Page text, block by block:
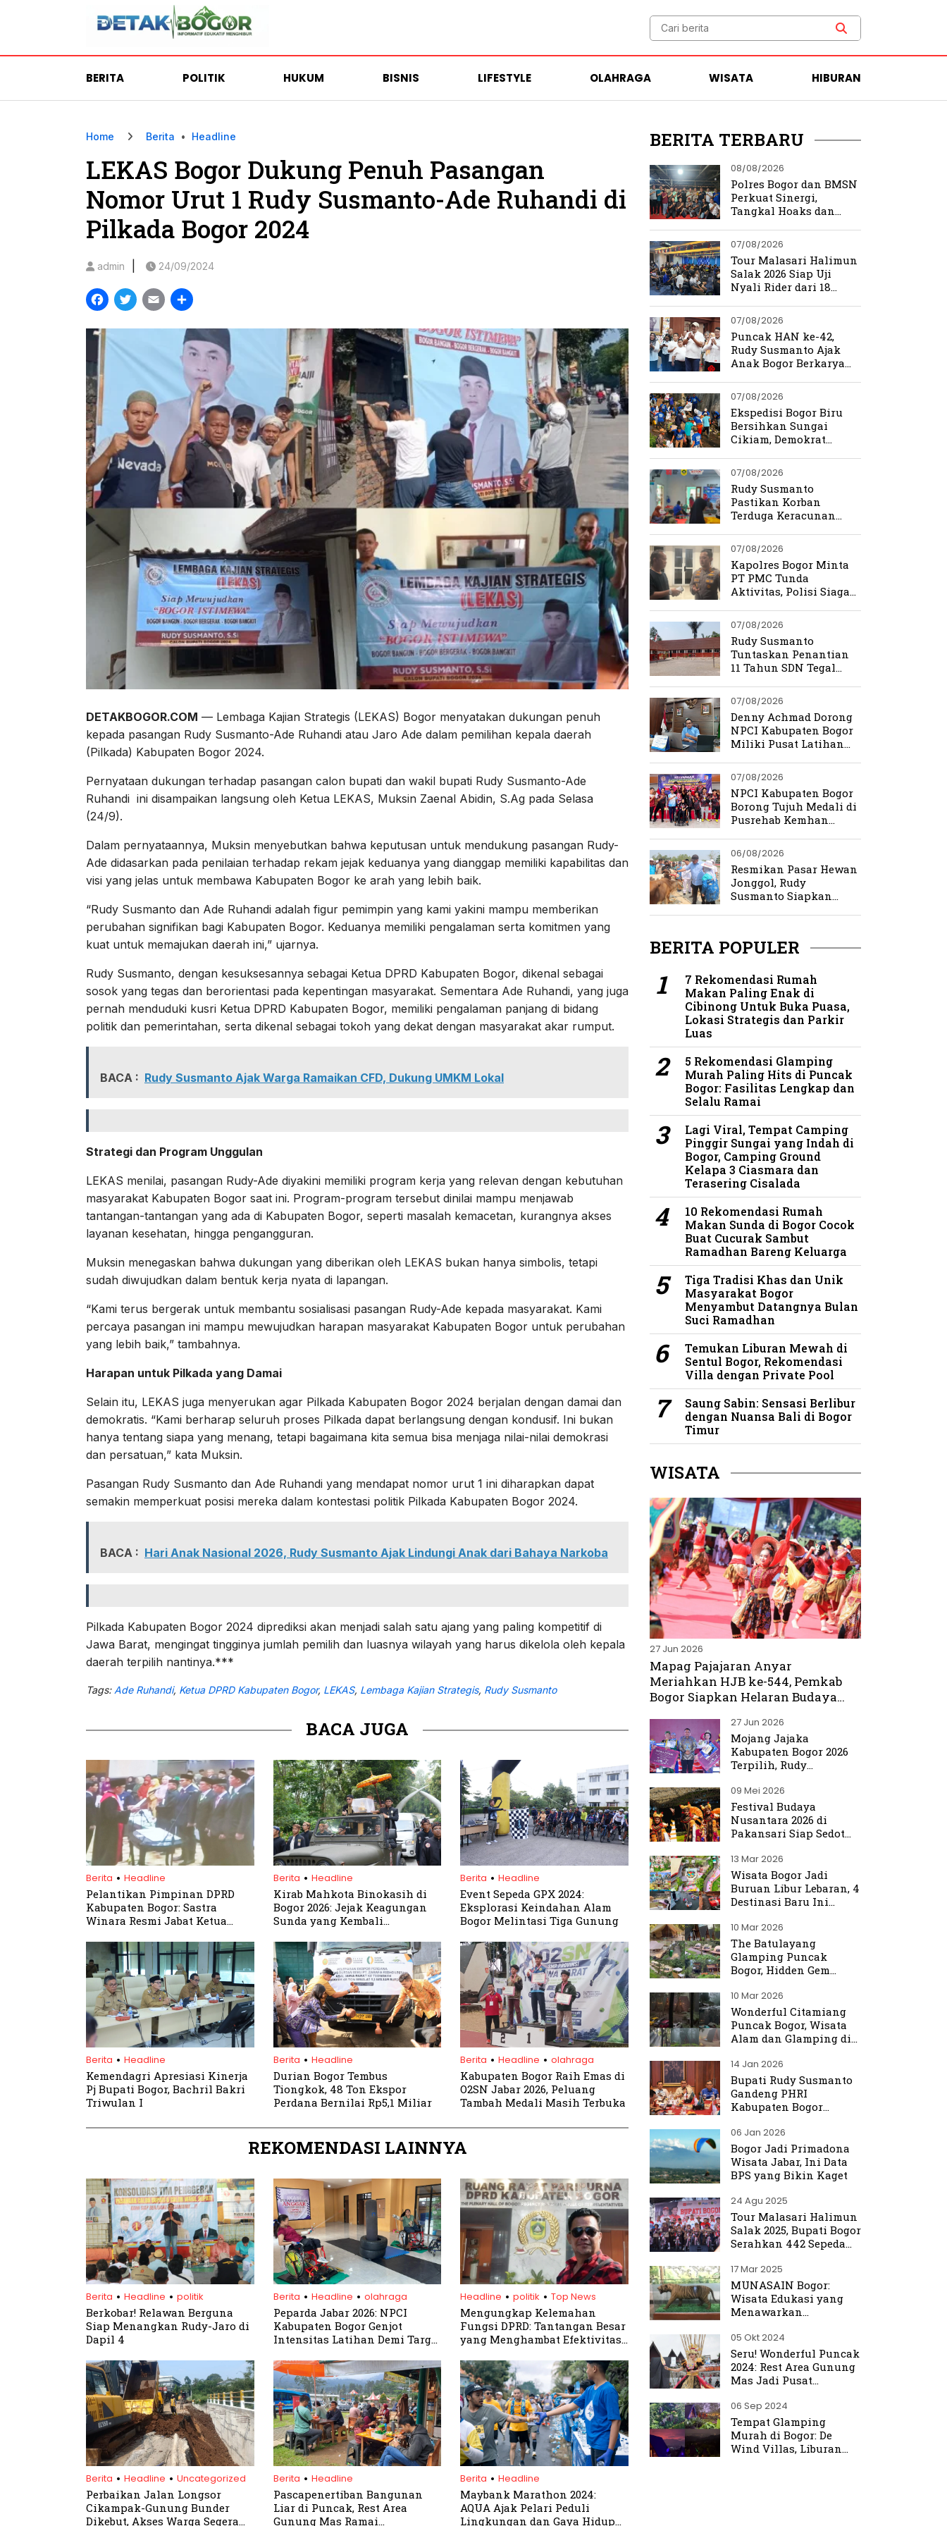
BERITA POLITIK HUKUM BISNIS LIFESTYLE OLAHRAGA WISATA HIBURAN
Home Berita • Headline
LEKAS Bogor Dukung Penuh Pasangan
Nomor Urut 1 Rudy Susmanto-Ade Ruhandi di
Pilkada Bogor 2024
admin 24/09/2024
Facebook
Twitter
Email
DETAKBOGOR.COM — Lembaga Kajian Strategis (LEKAS) Bogor menyatakan dukungan penuh
kepada pasangan Rudy Susmanto-Ade Ruhandi atau Jaro Ade dalam pemilihan kepala daerah
(Pilkada) Kabupaten Bogor 2024.
Pernyataan dukungan terhadap pasangan calon bupati dan wakil bupati Rudy Susmanto-Ade
Ruhandi ini disampaikan langsung oleh Ketua LEKAS, Muksin Zaenal Abidin, S.Ag pada Selasa
(24/9).
Dalam pernyataannya, Muksin menyebutkan bahwa keputusan untuk mendukung pasangan Rudy-
Ade didasarkan pada penilaian terhadap rekam jejak keduanya yang dianggap memiliki kapabilitas dan
visi yang jelas untuk membawa Kabupaten Bogor ke arah yang lebih baik.
“Rudy Susmanto dan Ade Ruhandi adalah figur pemimpin yang kami yakini mampu memberikan
perubahan signifikan bagi Kabupaten Bogor. Keduanya memiliki pengalaman serta komitmen yang
kuat untuk memajukan daerah ini,” ujarnya.
Rudy Susmanto, dengan kesuksesannya sebagai Ketua DPRD Kabupaten Bogor, dikenal sebagai
sosok yang tegas dan berorientasi pada kepentingan masyarakat. Sementara Ade Ruhandi, yang juga
pernah menduduki kusri Ketua DPRD Kabupaten Bogor, memiliki pengalaman panjang di bidang
politik dan pemerintahan, serta dikenal sebagai tokoh yang dekat dengan masyarakat akar rumput.
BACA : Rudy Susmanto Ajak Warga Ramaikan CFD, Dukung UMKM Lokal
Strategi dan Program Unggulan
LEKAS menilai, pasangan Rudy-Ade diyakini memiliki program kerja yang relevan dengan kebutuhan
masyarakat Kabupaten Bogor saat ini. Program-program tersebut dinilai mampu menjawab
tantangan-tantangan yang ada di Kabupaten Bogor, seperti masalah kemacetan, kurangnya akses
layanan kesehatan, hingga pengangguran.
Muksin menegaskan bahwa dukungan yang diberikan oleh LEKAS bukan hanya simbolis, tetapi
sudah diwujudkan dalam bentuk kerja nyata di lapangan.
“Kami terus bergerak untuk membantu sosialisasi pasangan Rudy-Ade kepada masyarakat. Kami
percaya pasangan ini mampu mewujudkan harapan masyarakat Kabupaten Bogor untuk perubahan
yang lebih baik,” tambahnya.
Harapan untuk Pilkada yang Damai
Selain itu, LEKAS juga menyerukan agar Pilkada Kabupaten Bogor 2024 berjalan dengan damai dan
demokratis. “Kami berharap seluruh proses Pilkada dapat berlangsung dengan kondusif. Ini bukan
hanya tentang siapa yang menang, tetapi bagaimana kita semua bisa menjaga nilai-nilai demokrasi
dan persatuan,” kata Muksin.
Pasangan Rudy Susmanto dan Ade Ruhandi yang mendapat nomor urut 1 ini diharapkan dapat
semakin memperkuat posisi mereka dalam kontestasi politik Pilkada Kabupaten Bogor 2024.
BACA : Hari Anak Nasional 2026, Rudy Susmanto Ajak Lindungi Anak dari Bahaya Narkoba
Pilkada Kabupaten Bogor 2024 diprediksi akan menjadi salah satu ajang yang paling kompetitif di
Jawa Barat, mengingat tingginya jumlah pemilih dan luasnya wilayah yang harus dikelola oleh kepala
daerah terpilih nantinya.***
Tags: Ade Ruhandi, Ketua DPRD Kabupaten Bogor, LEKAS, Lembaga Kajian Strategis, Rudy Susmanto
BACA JUGA
Berita . Headline
Pelantikan Pimpinan DPRD
Kabupaten Bogor: Sastra
Winara Resmi Jabat Ketua
Berita . Headline
Kirab Mahkota Binokasih di
Bogor 2026: Jejak Keagungan
Sunda yang Kembali
Berita . Headline
Event Sepeda GPX 2024:
Eksplorasi Keindahan Alam
Bogor Melintasi Tiga Gunung
Berita . Headline
Kemendagri Apresiasi Kinerja
Pj Bupati Bogor, Bachril Bakri
Triwulan I
Berita . Headline
Durian Bogor Tembus
Tiongkok, 48 Ton Ekspor
Perdana Bernilai Rp5,1 Miliar
Berita . Headline . olahraga
Kabupaten Bogor Raih Emas di
O2SN Jabar 2026, Peluang
Tambah Medali Masih Terbuka
REKOMENDASI LAINNYA
Berita . Headline . politik
Berkobar! Relawan Berguna
Siap Menangkan Rudy-Jaro di
Dapil 4
Berita . Headline . olahraga
Peparda Jabar 2026: NPCI
Kabupaten Bogor Genjot
Intensitas Latihan Demi Target
Headline . politik . Top News
Mengungkap Kelemahan
Fungsi DPRD: Tantangan Besar
yang Menghambat Efektivitas
Berita . Headline . Uncategorized
Perbaikan Jalan Longsor
Cikampak-Gunung Bunder
Dikebut, Akses Warga Segera
Berita . Headline
Pascapenertiban Bangunan
Liar di Puncak, Rest Area
Gunung Mas Ramai
Berita . Headline
Maybank Marathon 2024:
AQUA Ajak Pelari Peduli
Lingkungan dan Gaya Hidup
BERITA TERBARU
08/08/2026
Polres Bogor dan BMSN
Perkuat Sinergi,
Tangkal Hoaks dan
07/08/2026
Tour Malasari Halimun
Salak 2026 Siap Uji
Nyali Rider dari 18
Ekstrem Bogor
07/08/2026
Puncak HAN ke-42,
Rudy Susmanto Ajak
Anak Bogor Berkarya
07/08/2026
Ekspedisi Bogor Biru
Bersihkan Sungai
Cikiam, Demokrat
Warga Jasinga
07/08/2026
Rudy Susmanto
Pastikan Korban
Terduga Keracunan
Maksimal
07/08/2026
Kapolres Bogor Minta
PT PMC Tunda
Aktivitas, Polisi Siaga
Tamansari
07/08/2026
Rudy Susmanto
Tuntaskan Penantian
11 Tahun SDN Tegal
07/08/2026
Denny Achmad Dorong
NPCI Kabupaten Bogor
Miliki Pusat Latihan
07/08/2026
NPCI Kabupaten Bogor
Borong Tujuh Medali di
Pusrehab Kemhan
2026
06/08/2026
Resmikan Pasar Hewan
Jonggol, Rudy
Susmanto Siapkan
BERITA POPULER
7 Rekomendasi Rumah
Makan Paling Enak di
Cibinong Untuk Buka Puasa,
Lokasi Strategis dan Parkir
Luas
5 Rekomendasi Glamping
Murah Paling Hits di Puncak
Bogor: Fasilitas Lengkap dan
Selalu Ramai
Lagi Viral, Tempat Camping
Pinggir Sungai yang Indah di
Bogor, Camping Ground
Kelapa 3 Ciasmara dan
Terasering Cisalada
10 Rekomendasi Rumah
Makan Sunda di Bogor Cocok
Buat Cucurak Sambut
Ramadhan Bareng Keluarga
Tiga Tradisi Khas dan Unik
Masyarakat Bogor
Menyambut Datangnya Bulan
Suci Ramadhan
Temukan Liburan Mewah di
Sentul Bogor, Rekomendasi
Villa dengan Private Pool
Saung Sabin: Sensasi Berlibur
dengan Nuansa Bali di Bogor
Timur
WISATA
27 Jun 2026
Mapag Pajajaran Anyar
Meriahkan HJB ke-544, Pemkab
Bogor Siapkan Helaran Budaya
27 Jun 2026
Mojang Jajaka
Kabupaten Bogor 2026
Terpilih, Rudy
Promosikan Bogor ke
Dunia
09 Mei 2026
Festival Budaya
Nusantara 2026 di
Pakansari Siap Sedot
13 Mar 2026
Wisata Bogor Jadi
Buruan Libur Lebaran, 4
Destinasi Baru Ini
10 Mar 2026
The Batulayang
Glamping Puncak
Bogor, Hidden Gem
yang Menenangkan
10 Mar 2026
Wonderful Citamiang
Puncak Bogor, Wisata
Alam dan Glamping di
14 Jan 2026
Bupati Rudy Susmanto
Gandeng PHRI
Kabupaten Bogor
Sektor Pariwisata
06 Jan 2026
Bogor Jadi Primadona
Wisata Jabar, Ini Data
BPS yang Bikin Kaget
24 Agu 2025
Tour Malasari Halimun
Salak 2025, Bupati Bogor
Serahkan 442 Sepeda
17 Mar 2025
MUNASAIN Bogor:
Wisata Edukasi yang
Menawarkan
dari Kebun Raya Bogor
05 Okt 2024
Seru! Wonderful Puncak
2024: Rest Area Gunung
Mas Jadi Pusat
06 Sep 2024
Tempat Glamping
Murah di Bogor: De
Wind Villas, Liburan